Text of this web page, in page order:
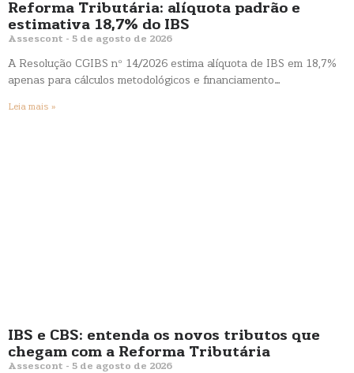
Reforma Tributária: alíquota padrão e
estimativa 18,7% do IBS
Assescont 5 de agosto de 2026
A Resolução CGIBS nº 14/2026 estima alíquota de IBS em 18,7%
apenas para cálculos metodológicos e financiamento…
Leia mais »
IBS e CBS: entenda os novos tributos que
chegam com a Reforma Tributária
Assescont 5 de agosto de 2026